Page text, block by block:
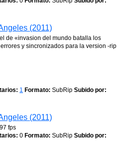
(2011)
de «invasion del mundo batalla los
y sincronizados para la version -rip
1 Formato: SubRip Subido por:
(2011)
fps
0 Formato: SubRip Subido por: